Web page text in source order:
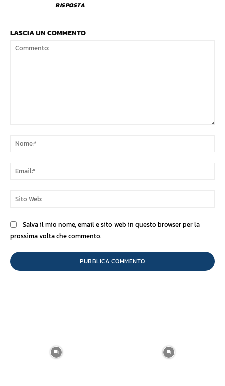
RISPOSTA
LASCIA UN COMMENTO
Salva il mio nome, email e sito web in questo browser per la
prossima volta che commento.